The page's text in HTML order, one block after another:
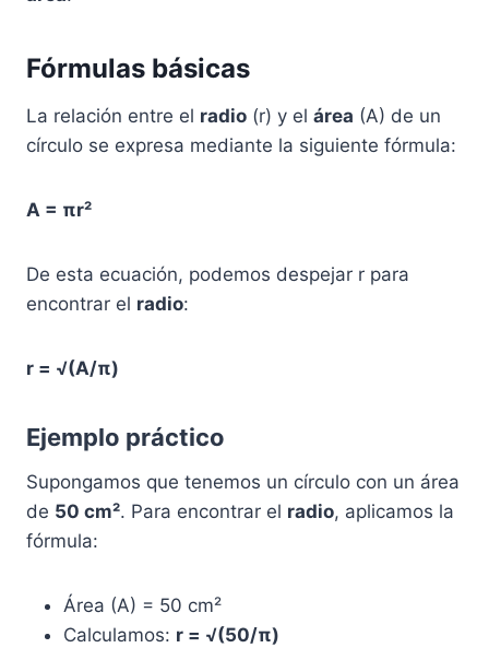
Fórmulas básicas
La relación entre el radio (r) y el área (A) de un
círculo se expresa mediante la siguiente fórmula:
A = πr²
De esta ecuación, podemos despejar r para
encontrar el radio:
r = √(A/π)
Ejemplo práctico
Supongamos que tenemos un círculo con un área
de 50 cm². Para encontrar el radio, aplicamos la
fórmula:
Área (A) = 50 cm²
Calculamos: r = √(50/π)